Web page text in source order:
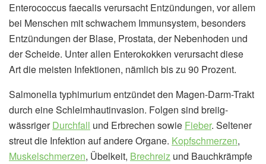
Enterococcus faecalis verursacht Entzündungen, vor allem
bei Menschen mit schwachem Immunsystem, besonders
Entzündungen der Blase, Prostata, der Nebenhoden und
der Scheide. Unter allen Enterokokken verursacht diese
Art die meisten Infektionen, nämlich bis zu 90 Prozent.
Salmonella typhimurium entzündet den Magen-Darm-Trakt
durch eine Schleimhautinvasion. Folgen sind breiig-
wässrigerDurchfall und Erbrechen sowie Fieber. Seltener
streut die Infektion auf andere Organe. Kopfschmerzen,
Muskelschmerzen, Übelkeit, Brechreiz und Bauchkrämpfe